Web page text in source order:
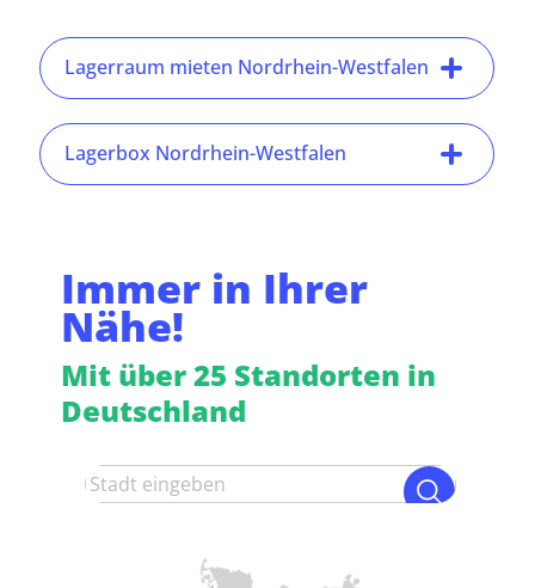
Lagerraum mieten Nordrhein-Westfalen
Lagerbox Nordrhein-Westfalen
Immer in Ihrer
Nähe!
Mit über 25 Standorten in
Deutschland